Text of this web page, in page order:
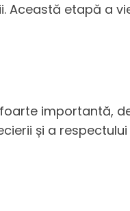
Această etapă a
importantă,
și a